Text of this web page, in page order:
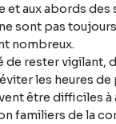
et aux abords des
sont pas
nombreux.
de rester vigilant,
les heures de
être difficiles à
familiers de la